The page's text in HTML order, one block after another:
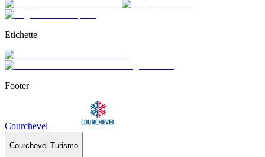
Etichette
Footer
Courchevel
Courchevel Turismo